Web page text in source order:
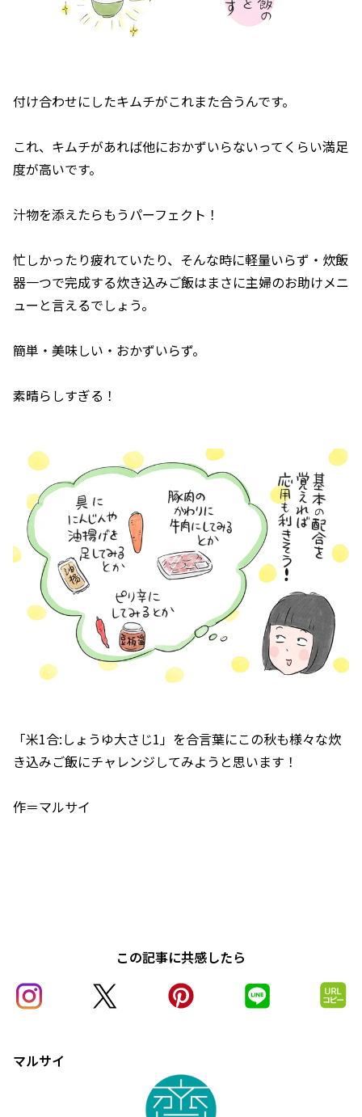
付け合わせにしたキムチがこれまた合うんです。
これ、キムチがあれば他におかずいらないってくらい満足
度が高いです。
汁物を添えたらもうパーフェクト！
忙しかったり疲れていたり、そんな時に軽量いらず・炊飯
器一つで完成する炊き込みご飯はまさに主婦のお助けメニ
ューと言えるでしょう。
簡単・美味しい・おかずいらず。
素晴らしすぎる！
「米1合:しょうゆ大さじ1」を合言葉にこの秋も様々な炊
き込みご飯にチャレンジしてみようと思います！
作＝マルサイ
この記事に共感したら
マルサイ